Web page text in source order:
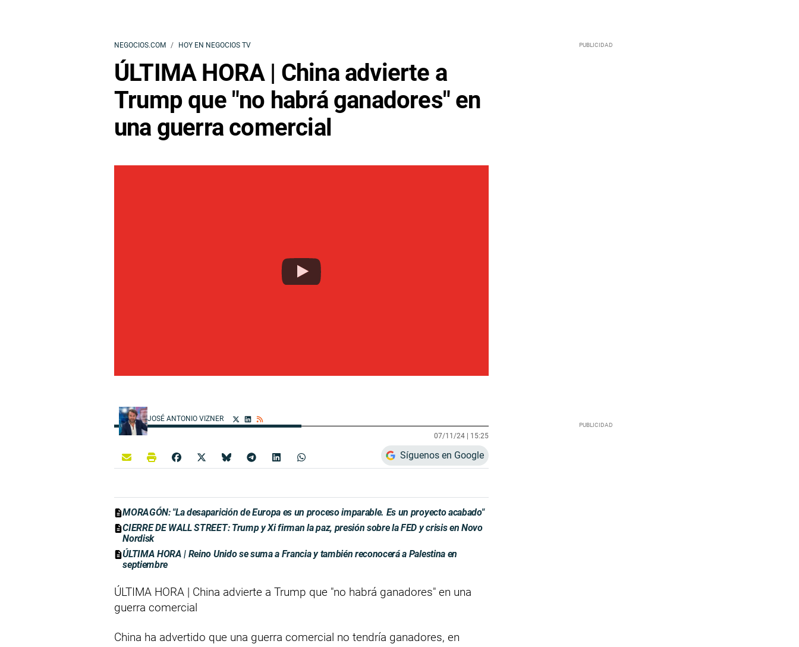
NEGOCIOS.COM HOY EN NEGOCIOS TV
ÚLTIMA HORA | China advierte a
Trump que "no habrá ganadores" en
una guerra comercial
JOSÉ ANTONIO VIZNER
07/11/24 | 15:25
Síguenos en Google
MORAGÓN: "La desaparición de Europa es un proceso imparable. Es un proyecto acabado"
CIERRE DE WALL STREET: Trump y Xi firman la paz, presión sobre la FED y crisis en Novo
Nordisk
ÚLTIMA HORA | Reino Unido se suma a Francia y también reconocerá a Palestina en
septiembre
ÚLTIMA HORA | China advierte a Trump que "no habrá ganadores" en una
guerra comercial
China ha advertido que una guerra comercial no tendría ganadores, en